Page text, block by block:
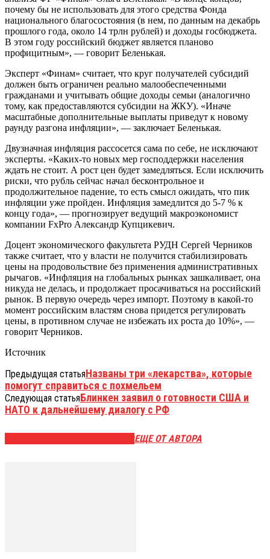
почему бы не использовать для этого средства Фонда
национального благосостояния (в нем, по данным на декабрь
прошлого года, около 14 трлн рублей) и доходы госбюджета.
В этом году российский бюджет является планово
профицитным», — говорит Беленькая.
Эксперт «Финам» считает, что круг получателей субсидий
должен быть ограничен реально малообеспеченными
гражданами и учитывать общие доходы семьи (аналогично
тому, как предоставляются субсидии на ЖКУ). «Иначе
масштабные дополнительные выплаты приведут к новому
раунду разгона инфляции», — заключает Беленькая.
Двузначная инфляция рассосется сама по себе, не исключают
эксперты. «Каких-то новых мер господдержки населения
ждать не стоит. А рост цен будет замедляться. Если исключить
риски, что рубль сейчас начал бесконтрольное и
продолжительное падение, то есть смысл ожидать, что пик
инфляции уже пройден. Инфляция замедлится до 5-7 % к
концу года», — прогнозирует ведущий макроэкономист
компании FxPro Александр Купцикевич.
Доцент экономического факультета РУДН Сергей Черников
также считает, что у власти не получится стабилизировать
цены на продовольствие без применения административных
рычагов. «Инфляция на глобальных рынках зашкаливает, она
никуда не делась, и продолжает просачиваться на российский
рынок. В первую очередь через импорт. Поэтому в какой-то
момент российским властям снова придется регулировать
цены, в противном случае не избежать их роста до 10%», —
говорит Черников.
Источник
Предыдущая статьяНазваны три «лекарства», которые
помогут справиться с похмельем
Следующая статьяБлинкен заявил о готовности США и
НАТО к дальнейшему диалогу с РФ
ЕЩЕ ОТ АВТОРА